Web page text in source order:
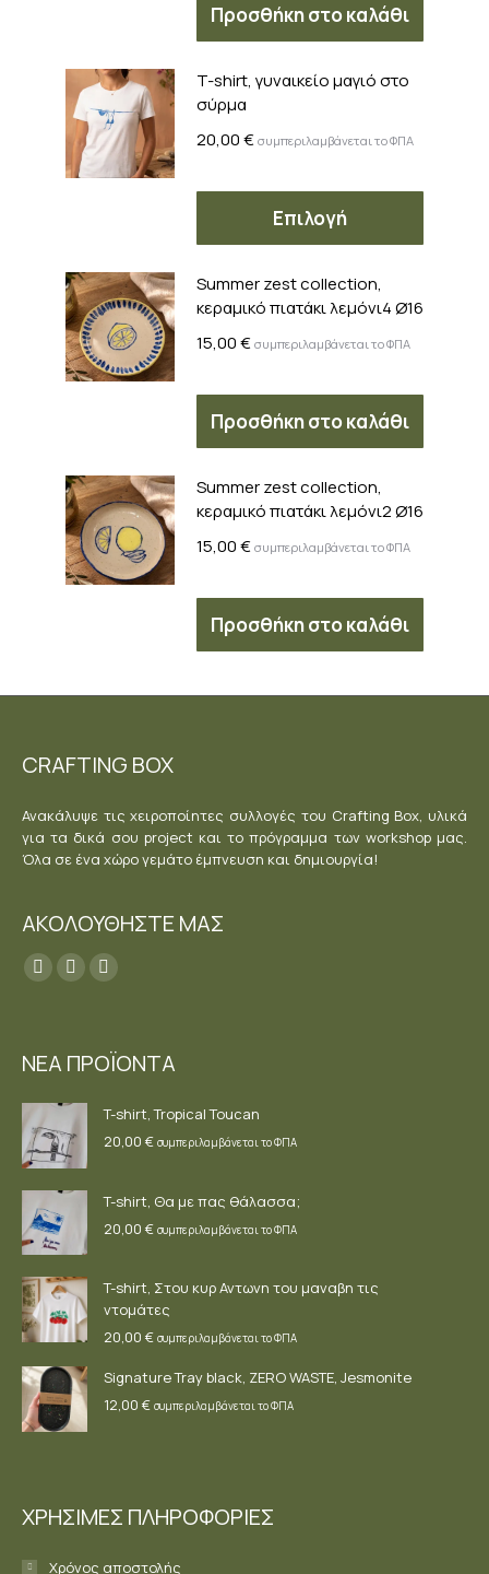
Προσθήκη στο καλάθι
T-shirt, γυναικείο μαγιό στο
σύρμα
20,00€ συμπεριλαμβάνεται το ΦΠΑ
Επιλογή
να
Summer zest collection,
κεραμικό πιατάκι λεμόνι4 Ø16
15,00€ συμπεριλαμβάνεται το ΦΠΑ
Προσθήκη στο καλάθι
Summer zest collection,
κεραμικό πιατάκι λεμόνι2 Ø16
15,00€ συμπεριλαμβάνεται το ΦΠΑ
Προσθήκη στο καλάθι
CRAFTING BOX
Ανακάλυψε τις χειροποίητες συλλογές του Crafting Box, υλικά
για τα δικά σου project και το πρόγραμμα των workshop μας.
Όλα σε ένα χώρο γεμάτο έμπνευση και δημιουργία!
ΑΚΟΛΟΥΘΗΣΤΕ ΜΑΣ
Find us on:
Facebook
in
window
YouTube
in
window
Instagram
in
window
ΝΕΑ ΠΡΟΪΟΝΤΑ
T-shirt, Tropical Toucan
20,00 € συμπεριλαμβάνεται το ΦΠΑ
T-shirt, Θα με πας θάλασσα;
20,00 € συμπεριλαμβάνεται το ΦΠΑ
T-shirt, Στου κυρ Αντωνη του μαναβη τις
ντομάτες
20,00 € συμπεριλαμβάνεται το ΦΠΑ
Signature Tray black, ZERO WASTE, Jesmonite
12,00 € συμπεριλαμβάνεται το ΦΠΑ
ΧΡΗΣΙΜΕΣ ΠΛΗΡΟΦΟΡΙΕΣ
Χρόνος αποστολής